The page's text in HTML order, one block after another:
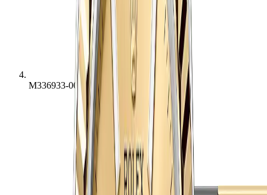
M336933-0001